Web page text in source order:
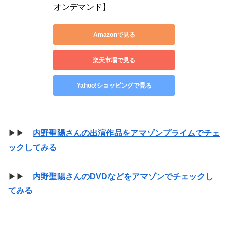
オンデマンド】
Amazonで見る
楽天市場で見る
Yahoo!ショッピングで見る
▶▶ 内野聖陽さんの出演作品をアマゾンプライムでチェ
ックしてみる
▶▶ 内野聖陽さんのDVDなどをアマゾンでチェックし
てみる